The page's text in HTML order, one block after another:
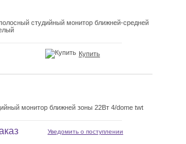
студийный монитор ближней-средней
Купить
монитор ближней зоны 22Вт 4/dome twt
Уведомить о поступлении